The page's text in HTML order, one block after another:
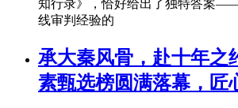
知行录》，恰好给出了独特答案
线审判经验的
承大秦风骨，赴十年之
素甄选榜圆满落幕，匠